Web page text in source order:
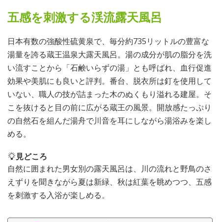
五感を刺激する渓流露天風呂
日本有数の強酸性硫黄泉で、毎分約735リットルの豊富な
湯量を誇る蔵王温泉大露天風呂。湯の成分が肌の脂分を洗
い流すことから「石鹸いらずの湯」とも呼ばれ、血行促進
効果や美肌にも良いと評判。番台、脱衣所は釘を使用して
いない、職人の技が詰まった木のぬくもり溢れる建屋。そ
こを抜けると目の前に広がる蔵王の風景。開放感たっぷり
の自然石を組んだ湯舟で川音を耳にしながら湯浴みを楽し
める。
見どころ
自然に囲まれた男女別の露天風呂は、川の流れと野鳥のさ
えずりを聞きながら夏は新緑、秋は紅葉を眺めつつ、五感
を刺激する入浴が楽しめる。